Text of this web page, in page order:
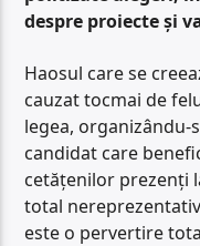
despre proiecte și
Haosul care se
cauzat tocmai de
legea,
candidat care
cetățenilor prezenți
total
este o pervertire